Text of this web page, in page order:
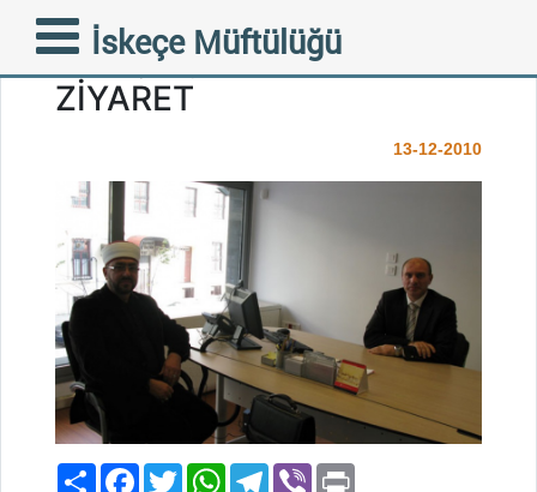
İskeçe Müftülüğü
T. C. ZİRAAT BANKASI
İSKEÇE ŞUBESİNİ
ZİYARET
13-12-2010
PaylaşFacebook
TwitterWhatsAppTelegram
Viber